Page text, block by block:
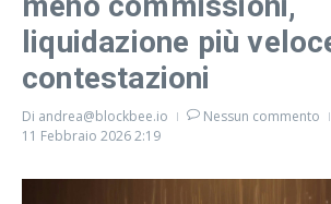
liquidazione più
contestazioni
Di andrea@blockbee.io
Nessun commento
11 Febbraio 20262:19